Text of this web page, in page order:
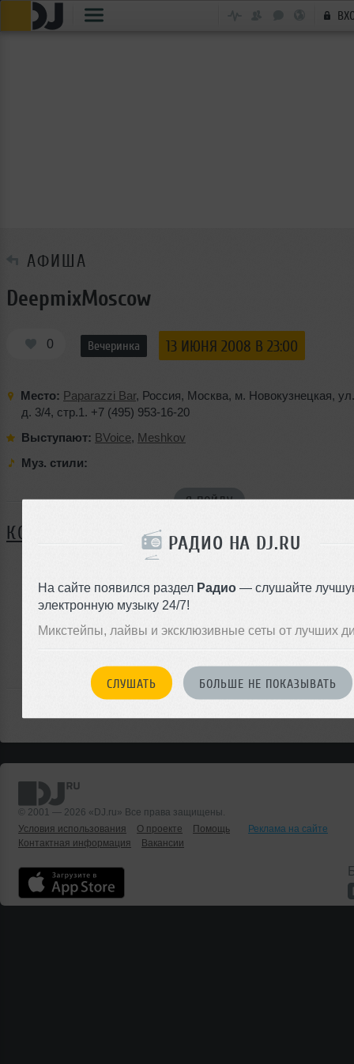
РАДИО НА DJ.RU
На сайте появился раздел Радио — слушайте
электронную музыку 24/7!
Микстейпы, лайвы и эксклюзивные сеты от лучших
СЛУШАТЬ БОЛЬШЕ НЕ ПОКАЗЫВАТЬ
АФИША
DeepmixMoscow
0 Вечеринка 13 ИЮНЯ 2008 В 23:00
Место: Paparazzi Bar, Россия, Москва, м. Новокузнецкая,
д. 3/4, стр.1. +7 (495) 953-16-20
Выступают: BVoice, Meshkov
Муз. стили:
Я ПОЙДУ
КОММЕНТАРИИ
ЗАРЕГИСТРИРУЙТЕСЬ
Или
© 2001 — 2026 «DJ.ru» Все права защищены.
Условия использования
О проекте Помощь
Реклама на сайте
Контактная информация
Вакансии